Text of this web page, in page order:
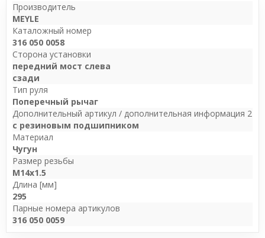
Производитель
MEYLE
Каталожный номер
316 050 0058
Сторона установки
передний мост слева
сзади
Тип руля
Поперечный рычаг
Дополнительный артикул / дополнительная информация 2
с резиновым подшипником
Материал
Чугун
Размер резьбы
M14x1.5
Длина [мм]
295
Парные номера артикулов
316 050 0059